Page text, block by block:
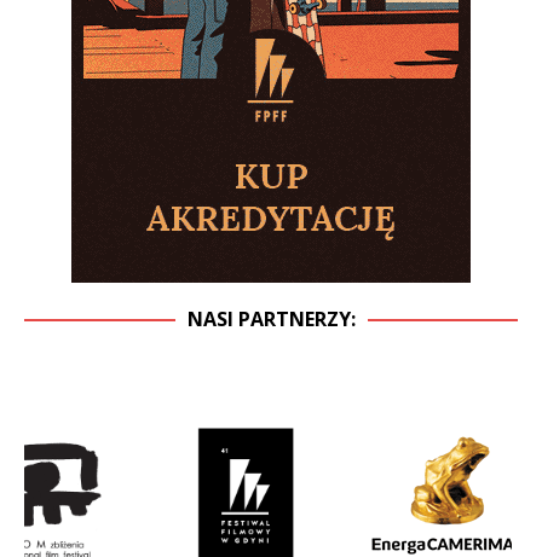
NASI PARTNERZY: